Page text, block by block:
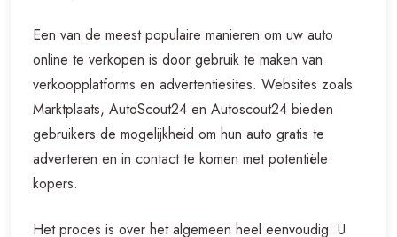
Een van de meest populaire manieren om uw auto
online te verkopen is door gebruik te maken van
verkoopplatforms en advertentiesites. Websites zoals
Marktplaats, AutoScout24 en Autoscout24 bieden
gebruikers de mogelijkheid om hun auto gratis te
adverteren en in contact te komen met potentiële
kopers.
Het proces is over het algemeen heel eenvoudig. U